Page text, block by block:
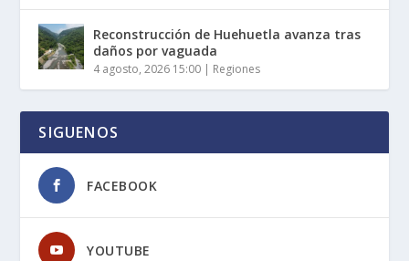
Reconstrucción de Huehuetla avanza tras
daños por vaguada
4 agosto, 2026 15:00 | Regiones
SIGUENOS
FACEBOOK
YOUTUBE